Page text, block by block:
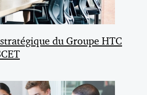
du Groupe HTC